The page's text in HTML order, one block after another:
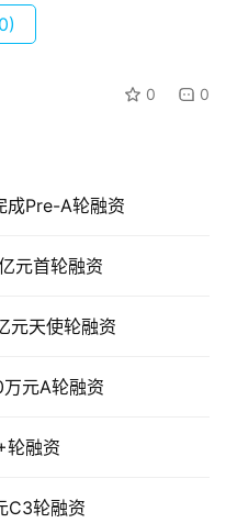
0 0
成Pre-A轮融资
元首轮融资
元天使轮融资
元A轮融资
轮融资
C3轮融资